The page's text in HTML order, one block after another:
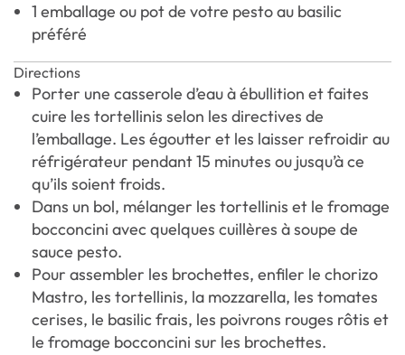
1 emballage ou pot de votre pesto au basilic
préféré
Directions
Porter une casserole d’eau à ébullition et faites
cuire les tortellinis selon les directives de
l’emballage. Les égoutter et les laisser refroidir au
réfrigérateur pendant 15 minutes ou jusqu’à ce
qu’ils soient froids.
Dans un bol, mélanger les tortellinis et le fromage
bocconcini avec quelques cuillères à soupe de
sauce pesto.
Pour assembler les brochettes, enfiler le chorizo
Mastro, les tortellinis, la mozzarella, les tomates
cerises, le basilic frais, les poivrons rouges rôtis et
le fromage bocconcini sur les brochettes.